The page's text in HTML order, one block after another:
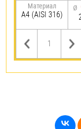
Материал
A4 (AISI 316)
Ø